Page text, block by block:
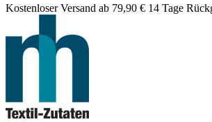
Kostenloser Versand ab 79,90 € 14 Tage